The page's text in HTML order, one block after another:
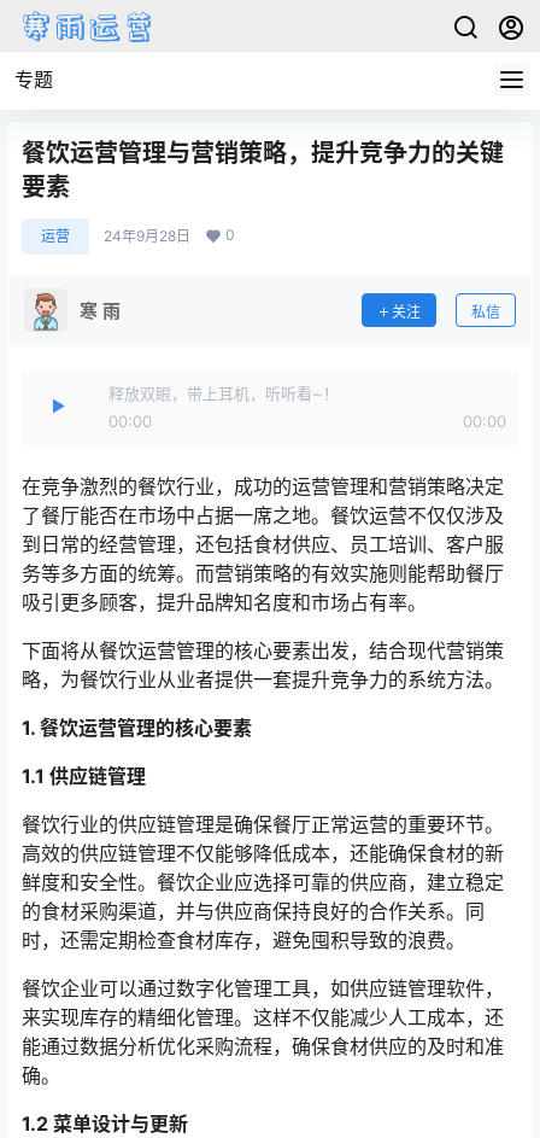
专题
餐饮运营管理与营销策略，提升竞争力的关键
要素
运营 24年9月28日 0
寒 雨 关注 私信
释放双眼，带上耳机，听听看~！
00:00
00:00
在竞争激烈的餐饮行业，成功的运营管理和营销策略决定
了餐厅能否在市场中占据一席之地。餐饮运营不仅仅涉及
到日常的经营管理，还包括食材供应、员工培训、客户服
务等多方面的统筹。而营销策略的有效实施则能帮助餐厅
吸引更多顾客，提升品牌知名度和市场占有率。
下面将从餐饮运营管理的核心要素出发，结合现代营销策
略，为餐饮行业从业者提供一套提升竞争力的系统方法。
1. 餐饮运营管理的核心要素
1.1 供应链管理
餐饮行业的供应链管理是确保餐厅正常运营的重要环节。
高效的供应链管理不仅能够降低成本，还能确保食材的新
鲜度和安全性。餐饮企业应选择可靠的供应商，建立稳定
的食材采购渠道，并与供应商保持良好的合作关系。同
时，还需定期检查食材库存，避免囤积导致的浪费。
餐饮企业可以通过数字化管理工具，如供应链管理软件，
来实现库存的精细化管理。这样不仅能减少人工成本，还
能通过数据分析优化采购流程，确保食材供应的及时和准
确。
1.2 菜单设计与更新